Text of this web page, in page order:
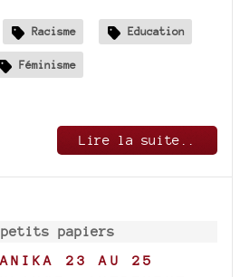
Racisme Education
Féminisme
Lire la suite..
petits papiers
23 AU 25